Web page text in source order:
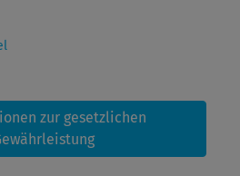
zur gesetzlichen